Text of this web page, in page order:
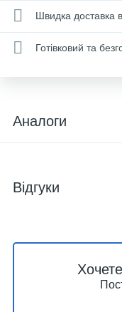
Швидка доставка
Готівковий та
Аналоги
Відгуки